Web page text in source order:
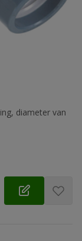
diameter van